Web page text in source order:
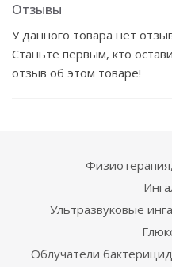
Отзывы
У данного товара нет
Станьте первым, кто
отзыв об этом товаре!
Ультразвуковые
Облучатели